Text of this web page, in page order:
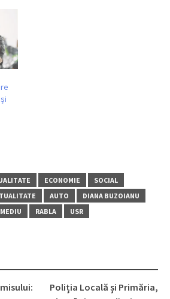
ECONOMIE
SOCIAL
AUTO
DIANA BUZOIANU
MEDIU RABLA USR
Poliția Locală și Primăria,